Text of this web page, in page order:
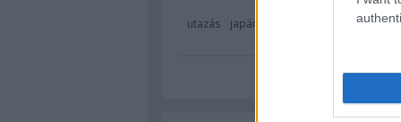
utazás japán sushi